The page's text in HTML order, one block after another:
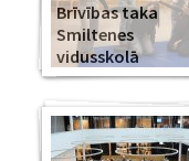
Brīvības taka
Smiltenes
vidusskolā